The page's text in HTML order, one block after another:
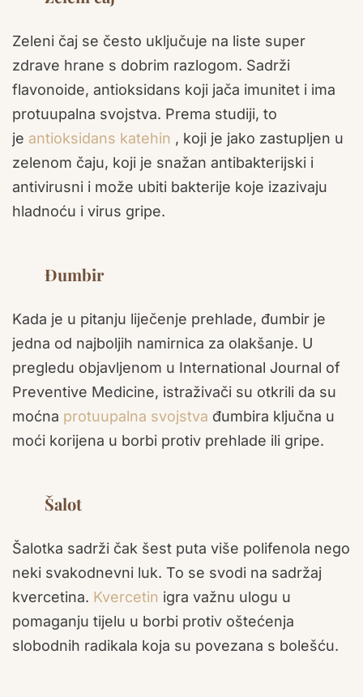
Zeleni čaj se često uključuje na liste super
zdrave hrane s dobrim razlogom. Sadrži
flavonoide, antioksidans koji jača imunitet i ima
protuupalna svojstva. Prema studiji, to
je antioksidans katehin , koji je jako zastupljen u
zelenom čaju, koji je snažan antibakterijski i
antivirusni i može ubiti bakterije koje izazivaju
hladnoću i virus gripe.
Đumbir
Kada je u pitanju liječenje prehlade, đumbir je
jedna od najboljih namirnica za olakšanje. U
pregledu objavljenom u International Journal of
Preventive Medicine, istraživači su otkrili da su
moćna protuupalna svojstva đumbira ključna u
moći korijena u borbi protiv prehlade ili gripe.
Šalot
Šalotka sadrži čak šest puta više polifenola nego
neki svakodnevni luk. To se svodi na sadržaj
kvercetina. Kvercetin igra važnu ulogu u
pomaganju tijelu u borbi protiv oštećenja
slobodnih radikala koja su povezana s bolešću.